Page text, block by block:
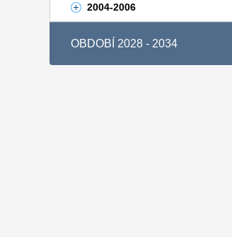
2004-2006
OBDOBÍ 2028 - 2034